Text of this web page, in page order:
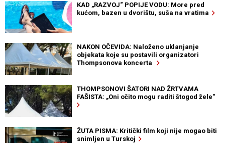
KAD „RAZVOJ“ POPIJE VODU: More pred
kućom, bazen u dvorištu, suša na vratima
NAKON OČEVIDA: Naloženo uklanjanje
objekata koje su postavili organizatori
Thompsonova koncerta
THOMPSONOVI ŠATORI NAD ŽRTVAMA
FAŠISTA: „Oni očito mogu raditi štogod žele“
ŽUTA PISMA: Kritički film koji nije mogao biti
snimljen u Turskoj